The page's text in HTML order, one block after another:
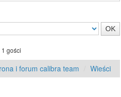
gości
i forum calibra team Wieści